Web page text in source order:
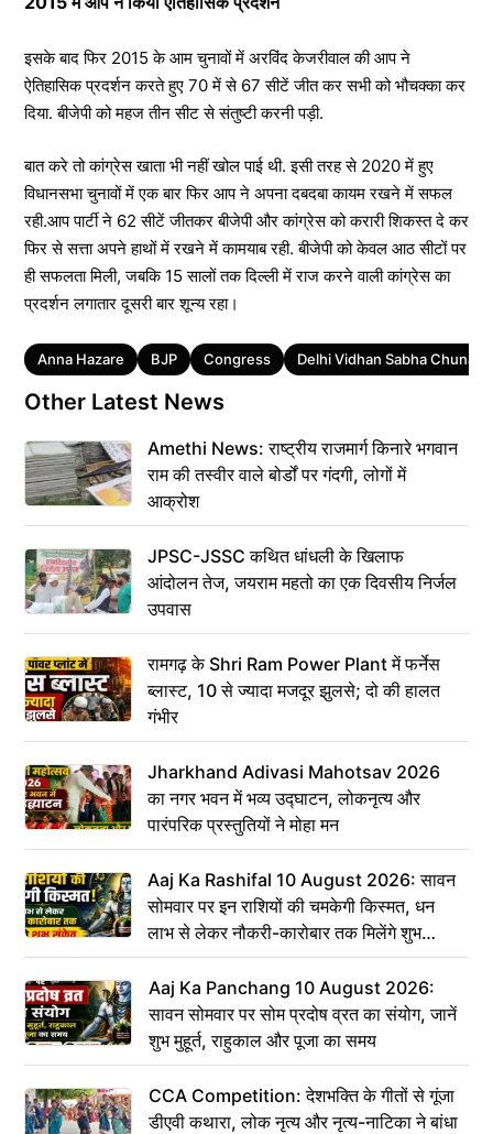
इसके बाद फिर 2015 के आम चुनावों में अरविंद केजरीवाल की आप ने
ऐतिहासिक प्रदर्शन करते हुए 70 में से 67 सीटें जीत कर सभी को भौचक्का कर
दिया. बीजेपी को महज तीन सीट से संतुष्टी करनी पड़ी.
बात करे तो कांग्रेस खाता भी नहीं खोल पाई थी. इसी तरह से 2020 में हुए
विधानसभा चुनावों में एक बार फिर आप ने अपना दबदबा कायम रखने में सफल
रही.आप पार्टी ने 62 सीटें जीतकर बीजेपी और कांग्रेस को करारी शिकस्त दे कर
फिर से सत्ता अपने हाथों में रखने में कामयाब रही. बीजेपी को केवल आठ सीटों पर
ही सफलता मिली, जबकि 15 सालों तक दिल्ली में राज करने वाली कांग्रेस का
प्रदर्शन लगातार दूसरी बार शून्य रहा।
Tags
Anna Hazare BJP Congress Delhi Vidhan Sabha Chunav
Other Latest News
Amethi News: राष्ट्रीय राजमार्ग किनारे भगवान
राम की तस्वीर वाले बोर्डों पर गंदगी, लोगों में
आक्रोश
JPSC-JSSC कथित धांधली के खिलाफ
आंदोलन तेज, जयराम महतो का एक दिवसीय निर्जल
उपवास
रामगढ़ के Shri Ram Power Plant में फर्नेस
ब्लास्ट, 10 से ज्यादा मजदूर झुलसे; दो की हालत
गंभीर
Jharkhand Adivasi Mahotsav 2026
का नगर भवन में भव्य उद्घाटन, लोकनृत्य और
पारंपरिक प्रस्तुतियों ने मोहा मन
Aaj Ka Rashifal 10 August 2026: सावन
सोमवार पर इन राशियों की चमकेगी किस्मत, धन
लाभ से लेकर नौकरी-कारोबार तक मिलेंगे शुभ
संकेत
Aaj Ka Panchang 10 August 2026:
सावन सोमवार पर सोम प्रदोष व्रत का संयोग, जानें
शुभ मुहूर्त, राहुकाल और पूजा का समय
CCA Competition: देशभक्ति के गीतों से गूंजा
डीएवी कथारा, लोक नृत्य और नृत्य-नाटिका ने बांधा